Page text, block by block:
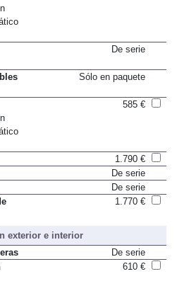
1.790 €
De serie
De serie
exterior e interior
De serie